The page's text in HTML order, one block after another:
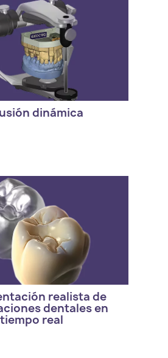
dinámica
de exocad. DentalCAD
realista de
dentales en
tiempo real
de exocad. DentalCAD